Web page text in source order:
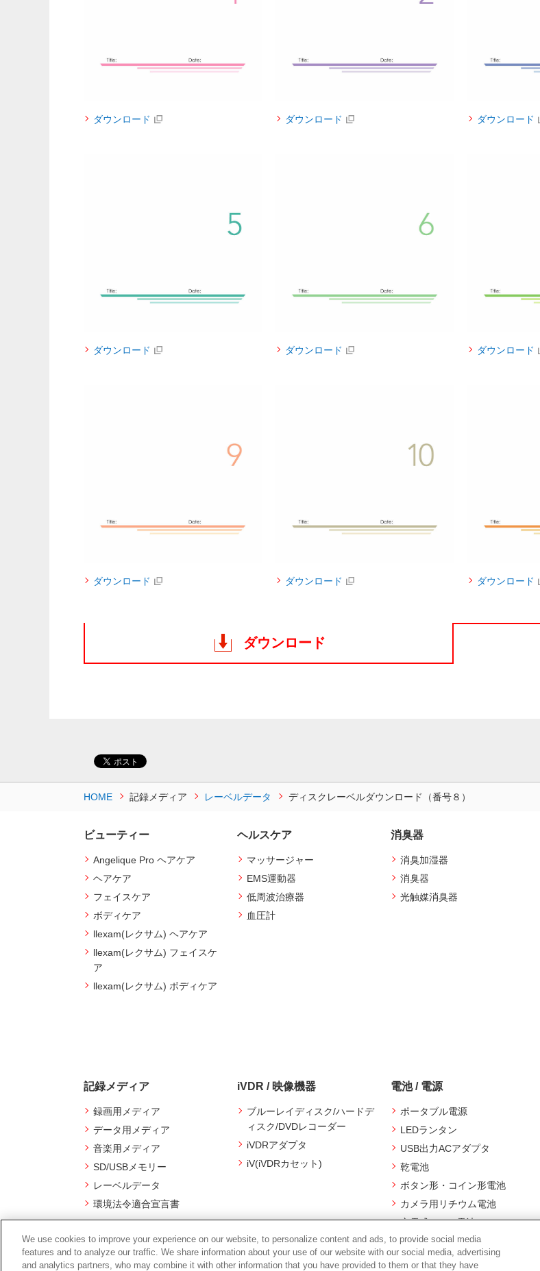
ダウンロード ダウンロード ダウンロード
ダウンロード ダウンロード ダウンロード
ダウンロード ダウンロード ダウンロード
ダウンロード
HOME 記録メディア レーベルデータ ディスクレーベルダウンロード（番号８）
ビューティー
Angelique Pro ヘアケア
ヘアケア
フェイスケア
ボディケア
llexam(レクサム) ヘアケア
llexam(レクサム) フェイスケ
ア
llexam(レクサム) ボディケア
ヘルスケア
マッサージャー
EMS運動器
低周波治療器
血圧計
消臭器
消臭加湿器
消臭器
光触媒消臭器
記録メディア
録画用メディア
データ用メディア
音楽用メディア
SD/USBメモリー
レーベルデータ
環境法令適合宣言書
iVDR / 映像機器
ブルーレイディスク/ハードデ
ィスク/DVDレコーダー
iVDRアダプタ
iV(iVDRカセット)
電池 / 電源
ポータブル電源
LEDランタン
USB出力ACアダプタ
乾電池
ボタン形・コイン形電池
カメラ用リチウム電池
充電式Ni-MH電池
We use cookies to improve your experience on our website, to personalize content and ads, to provide social media
features and to analyze our traffic. We share information about your use of our website with our social media, advertising
and analytics partners, who may combine it with other information that you have provided to them or that they have